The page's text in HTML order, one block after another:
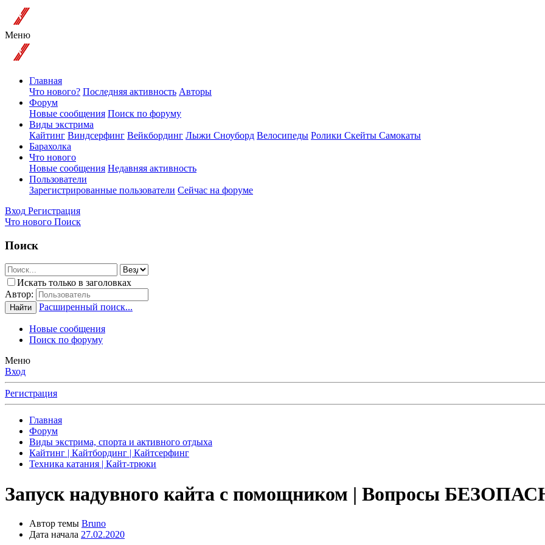
Меню
Главная
Что нового? Последняя активность Авторы
Форум
Новые сообщения Поиск по форуму
Виды экстрима
Кайтинг Виндсерфинг Вейкбординг Лыжи Сноуборд Велосипеды Ролики Скейты Самокаты
Барахолка
Что нового
Новые сообщения Недавняя активность
Пользователи
Зарегистрированные пользователи Сейчас на форуме
Вход Регистрация
Что нового Поиск
Поиск
Искать только в заголовках
Автор:
Найти Расширенный поиск...
Новые сообщения
Поиск по форуму
Меню
Вход
Регистрация
Главная
Форум
Виды экстрима, спорта и активного отдыха
Кайтинг | Кайтбординг | Кайтсерфинг
Техника катания | Кайт-трюки
Запуск надувного кайта с помощником | Вопросы
Автор темы Bruno
Дата начала 27.02.2020